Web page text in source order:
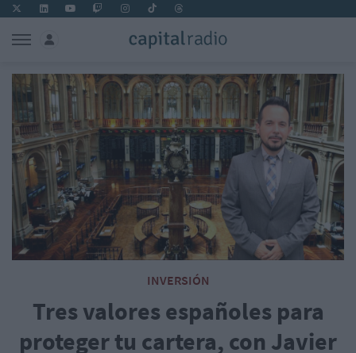
INVERSIÓN
Tres valores españoles para
proteger tu cartera, con Javier